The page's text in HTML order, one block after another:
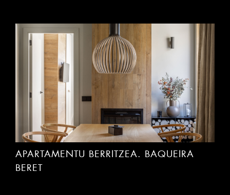
APARTAMENTU BERRITZEA. BAQUEIRA
BERET